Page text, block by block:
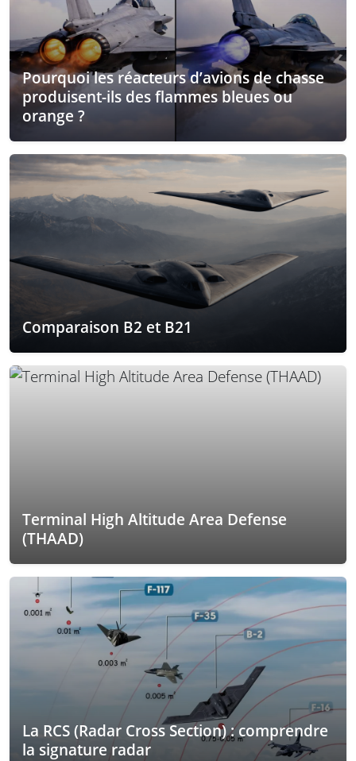
Pourquoi les réacteurs d’avions de chasse
produisent-ils des flammes bleues ou
orange ?
Comparaison B2 et B21
Terminal High Altitude Area Defense
(THAAD)
La RCS (Radar Cross Section) : comprendre
la signature radar